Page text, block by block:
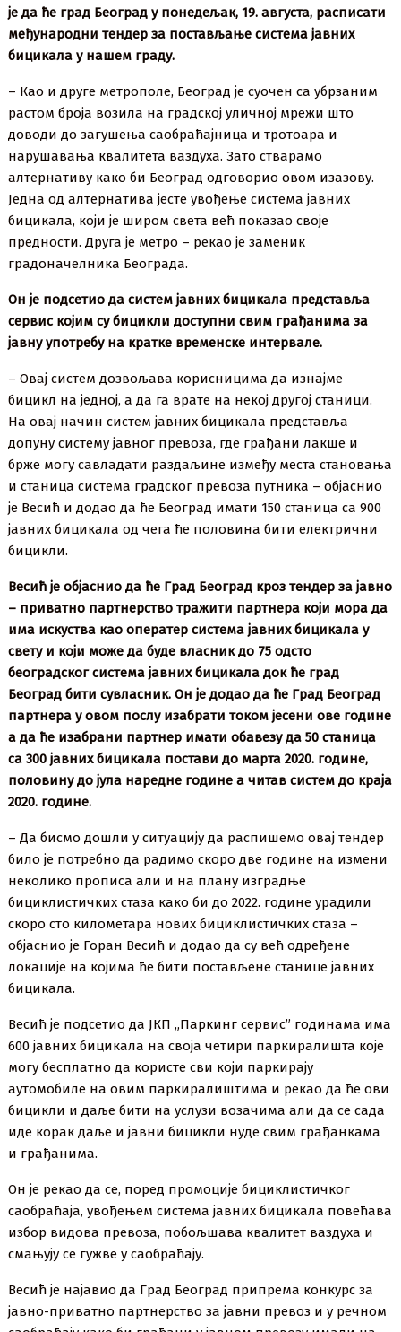
је да ће град Београд у понедељак, 19. августа, расписати
међународни тендер за постављање система јавних
бицикала у нашем граду.
– Као и друге метрополе, Београд је суочен са убрзаним
растом броја возила на градској уличној мрежи што
доводи до загушења саобраћајница и тротоара и
нарушавања квалитета ваздуха. Зато стварамо
алтернативу како би Београд одговорио овом изазову.
Једна од алтернатива јесте увођење система јавних
бицикала, који је широм света већ показао своје
предности. Друга је метро – рекао је заменик
градоначелника Београда.
Он је подсетио да систем јавних бицикала представља
сервис којим су бицикли доступни свим грађанима за
јавну употребу на кратке временске интервале.
– Овај систем дозвољава корисницима да изнајме
бицикл на једној, а да га врате на некој другој станици.
На овај начин систем јавних бицикала представља
допуну систему јавног превоза, где грађани лакше и
брже могу савладати раздаљине између места становања
и станица система градског превоза путника – објаснио
је Весић и додао да ће Београд имати 150 станица са 900
јавних бицикала од чега ће половина бити електрични
бицикли.
Весић је објаснио да ће Град Београд кроз тендер за јавно
– приватно партнерство тражити партнера који мора да
има искуства као оператер система јавних бицикала у
свету и који може да буде власник до 75 одсто
београдског система јавних бицикала док ће град
Београд бити сувласник. Он је додао да ће Град Београд
партнера у овом послу изабрати током јесени ове године
а да ће изабрани партнер имати обавезу да 50 станица
са 300 јавних бицикала постави до марта 2020. године,
половину до јула наредне године а читав систем до краја
2020. године.
– Да бисмо дошли у ситуацију да распишемо овај тендер
било је потребно да радимо скоро две године на измени
неколико прописа али и на плану изградње
бициклистичких стаза како би до 2022. године урадили
скоро сто километара нових бициклистичких стаза –
објаснио је Горан Весић и додао да су већ одређене
локације на којима ће бити постављене станице јавних
бицикала.
Весић је подсетио да ЈКП „Паркинг сервис” годинама има
600 јавних бицикала на своја четири паркиралишта које
могу бесплатно да користе сви који паркирају
аутомобиле на овим паркиралиштима и рекао да ће ови
бицикли и даље бити на услузи возачима али да се сада
иде корак даље и јавни бицикли нуде свим грађанкама
и грађанима.
Он је рекао да се, поред промоције бициклистичког
саобраћаја, увођењем система јавних бицикала повећава
избор видова превоза, побољшава квалитет ваздуха и
смањују се гужве у саобраћају.
Весић је најавио да Град Београд припрема конкурс за
јавно-приватно партнерство за јавни превоз и у речном